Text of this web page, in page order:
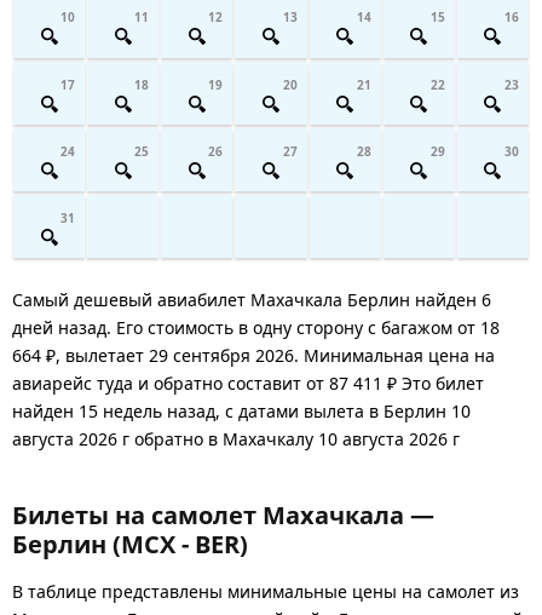
10 11 12 13 14 15 16
17 18 19 20 21 22 23
24 25 26 27 28 29 30
31
Самый дешевый авиабилет Махачкала Берлин найден 6
дней назад. Его стоимость в одну сторону с багажом от 18
664 ₽, вылетает 29 сентября 2026. Минимальная цена на
авиарейс туда и обратно составит от 87 411 ₽ Это билет
найден 15 недель назад, с датами вылета в Берлин 10
августа 2026 г обратно в Махачкалу 10 августа 2026 г
Билеты на самолет Махачкала —
Берлин (MCX - BER)
В таблице представлены минимальные цены на самолет из